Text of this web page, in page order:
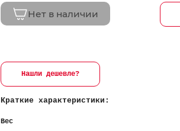
Нет в наличии
Нашли дешевле?
Краткие характеристики:
Вес